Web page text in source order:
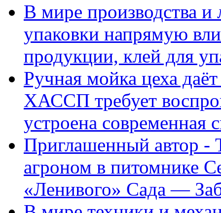
В мире производства и
упаковки напрямую
продукции, клей для
Ручная мойка цеха
ХАССП требует
устроена современная
Приглашенный автор -
агроном в питомнике
«Ленивого» Сада —